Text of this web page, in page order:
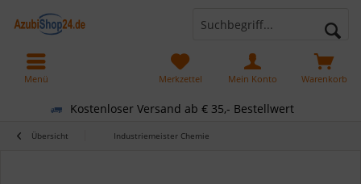
Kostenloser Versand ab € 35,- Bestellwert
Warenkorb
Merkzettel Mein Konto
Menü
Übersicht Industriemeister Chemie